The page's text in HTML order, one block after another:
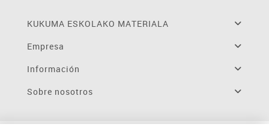
KUKUMA ESKOLAKO MATERIALA
Empresa
Información
Sobre nosotros